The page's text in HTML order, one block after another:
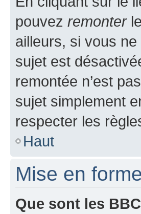
pouvez remonter
ailleurs, si vous
sujet est
remontée n’est
sujet simplement
respecter les
Haut
Mise en
Que sont les